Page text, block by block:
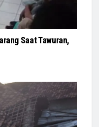
Saat Tawuran,